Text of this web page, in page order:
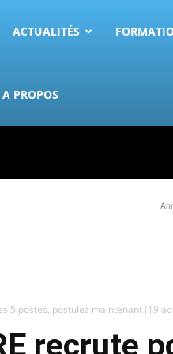
ACTUALITÉS
A PROPOS
5 postes, postulez maintenant (19
recrute